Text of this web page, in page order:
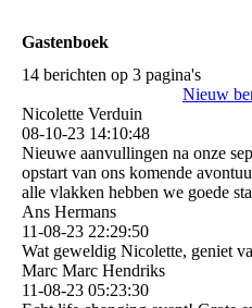
Gastenboek
14 berichten op 3 pagina's
Nieuw
Nicolette Verduin
08-10-23 14:10:48
Nieuwe aanvullingen na onze
opstart van ons komende
alle vlakken hebben we goede
Ans Hermans
11-08-23 22:29:50
Wat geweldig Nicolette, geniet
Marc Marc Hendriks
11-08-23 05:23:30